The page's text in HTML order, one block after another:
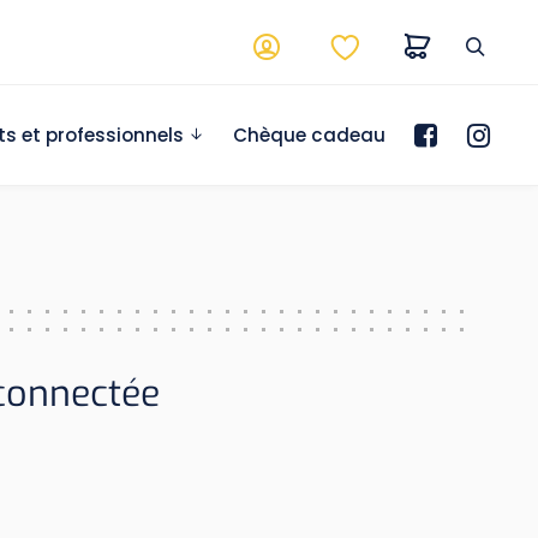
et professionnels Chèque cadeau